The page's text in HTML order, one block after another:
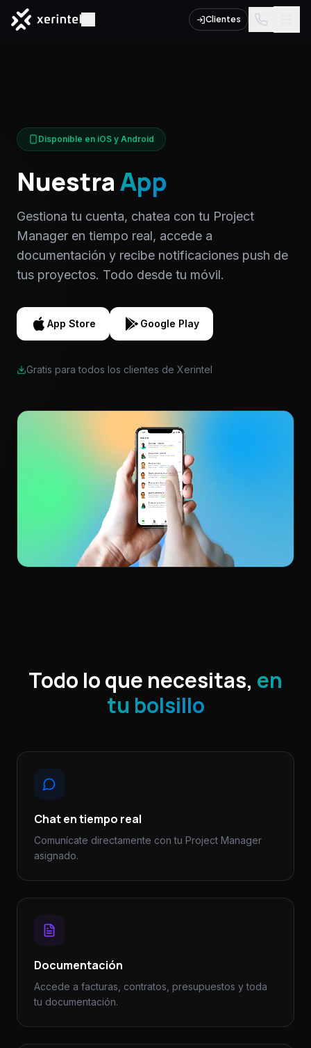
Clientes
Disponible en iOS y Android
NuestraApp
Gestiona tu cuenta, chatea con tu Project
Manager en tiempo real, accede a
documentación y recibe notificaciones push de
tus proyectos. Todo desde tu móvil.
App Store Google Play
Gratis para todos los clientes de Xerintel
Todo lo que necesitas, en
tu bolsillo
Chat en tiempo real
Comunícate directamente con tu Project Manager
asignado.
Documentación
Accede a facturas, contratos, presupuestos y toda
tu documentación.